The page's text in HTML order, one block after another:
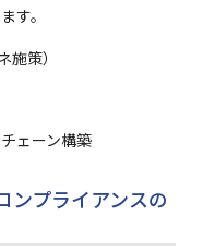
す。
策）
ェーン構築
ンプライアンスの